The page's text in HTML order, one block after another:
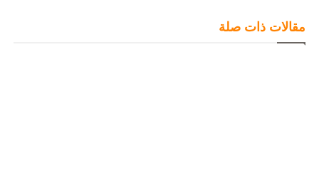
مقالات ذات صلة